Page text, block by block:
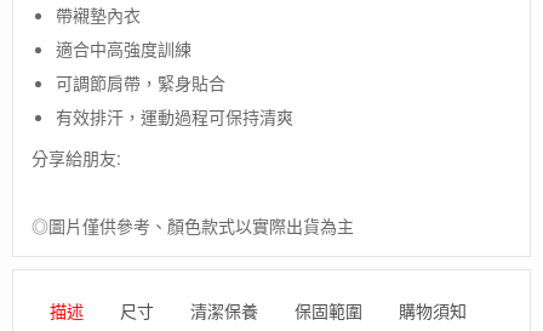
瑞
典
【CRAFT】
Motion
Bra
W
/
款
動
帶襯墊內衣
適合中高強度訓練
可調節肩帶，緊身貼合
有效排汗，運動過程可保持清爽
分享給朋友:
◎圖片僅供參考、顏色款式以實際出貨為主
描述 尺寸 清潔保養 保固範圍 購物須知